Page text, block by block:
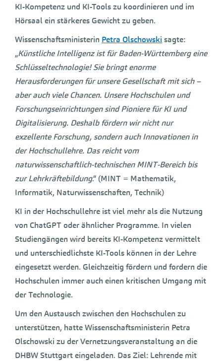
KI-Kompetenz und KI-Tools zu koordinieren und im
Hörsaal ein stärkeres Gewicht zu geben.
Wissenschaftsministerin Petra Olschowski sagte:
„Künstliche Intelligenz ist für Baden-Württemberg eine
Schlüsseltechnologie! Sie bringt enorme
Herausforderungen für unsere Gesellschaft mit sich –
aber auch viele Chancen. Unsere Hochschulen und
Forschungseinrichtungen sind Pioniere für KI und
Digitalisierung. Deshalb fördern wir nicht nur
exzellente Forschung, sondern auch Innovationen in
der Hochschullehre. Das reicht vom
naturwissenschaftlich-technischen MINT-Bereich bis
zur Lehrkräftebildung.“ (MINT = Mathematik,
Informatik, Naturwissenschaften, Technik)
KI in der Hochschullehre ist viel mehr als die Nutzung
von ChatGPT oder ähnlicher Programme. In vielen
Studiengängen wird bereits KI-Kompetenz vermittelt
und unterschiedlichste KI-Tools können in der Lehre
eingesetzt werden. Gleichzeitig fördern und fordern die
Hochschulen immer auch einen kritischen Umgang mit
der Technologie.
Um den Austausch zwischen den Hochschulen zu
unterstützen, hatte Wissenschaftsministerin Petra
Olschowski zu der Vernetzungsveranstaltung an die
DHBW Stuttgart eingeladen. Das Ziel: Lehrende mit